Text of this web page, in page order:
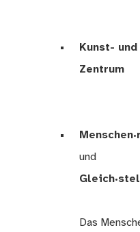
Kunst-
Zentrum
und
Das